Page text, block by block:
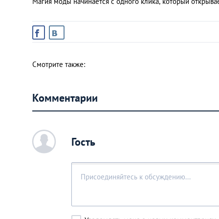
Смотрите также:
Комментарии
c Гость